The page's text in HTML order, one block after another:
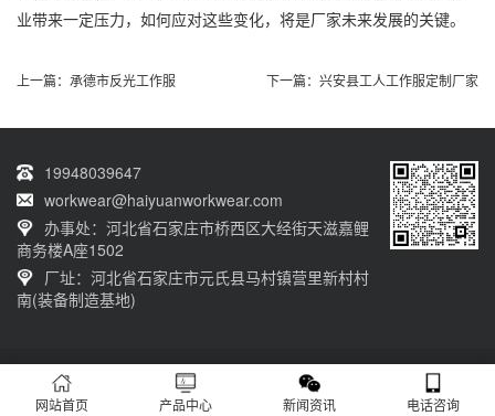
业带来一定压力，如何应对这些变化，将是厂家未来发展的关键。
上一篇： 承德市反光工作服 下一篇： 兴安县工人工作服定制厂家
19948039647
workwear@haiyuanworkwear.com
办事处：河北省石家庄市桥西区大经街天滋嘉鲤
商务楼A座1502
厂址：河北省石家庄市元氏县马村镇营里新村村
南(装备制造基地)
20230601001版权归石家庄海源劳保有限公司所有 网站备案号：
冀ICP备
12011659号-11
网站首页 产品中心 新闻资讯 电话咨询